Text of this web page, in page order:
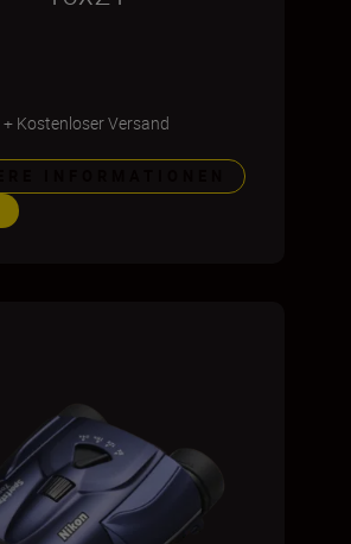
+ Kostenloser Versand